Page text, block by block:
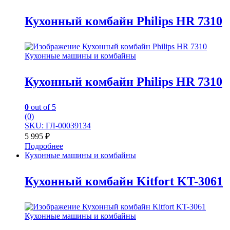
Кухонный комбайн Philips HR 7310
Кухонные машины и комбайны
Кухонный комбайн Philips HR 7310
0 out of 5
(0)
SKU: ГЛ-00039134
5 995 ₽
Подробнее
Кухонные машины и комбайны
Кухонный комбайн Kitfort KT-3061
Кухонные машины и комбайны